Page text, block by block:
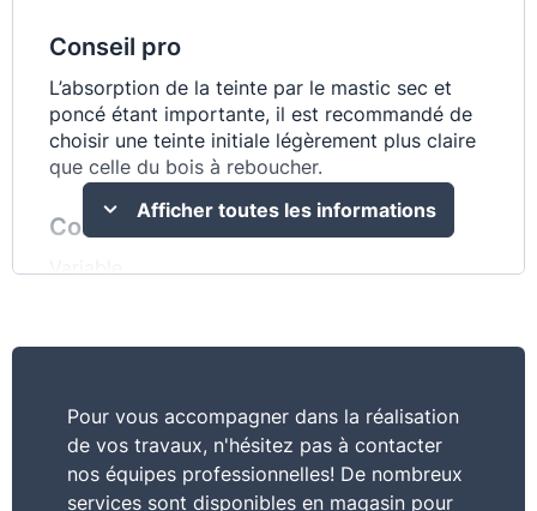
Conseil pro
L’absorption de la teinte par le mastic sec et
poncé étant importante, il est recommandé de
choisir une teinte initiale légèrement plus claire
que celle du bois à reboucher.
Consommation
Variable
Mis en oeuvre
Choisir la nuance la plus proche du bois à
reboucher. Remplir généreusement les parties à
Afficher toutes les informations
Pour vous accompagner dans la réalisation
de vos travaux, n'hésitez pas à contacter
nos équipes professionnelles! De nombreux
services sont disponibles en magasin pour